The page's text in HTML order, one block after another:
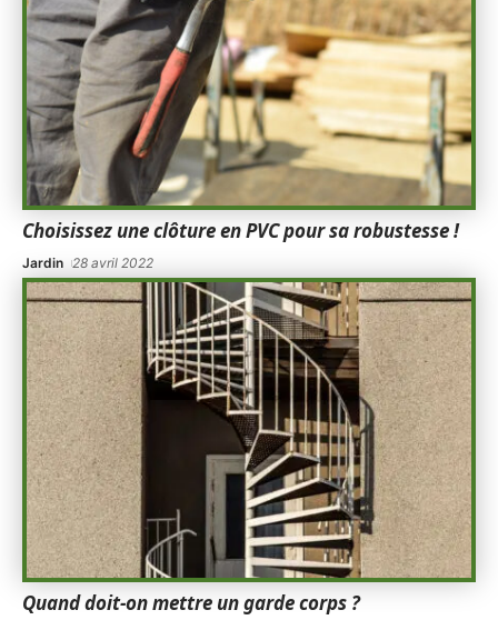
Choisissez une clôture en PVC pour sa robustesse !
Jardin 28 avril 2022
Quand doit-on mettre un garde corps ?